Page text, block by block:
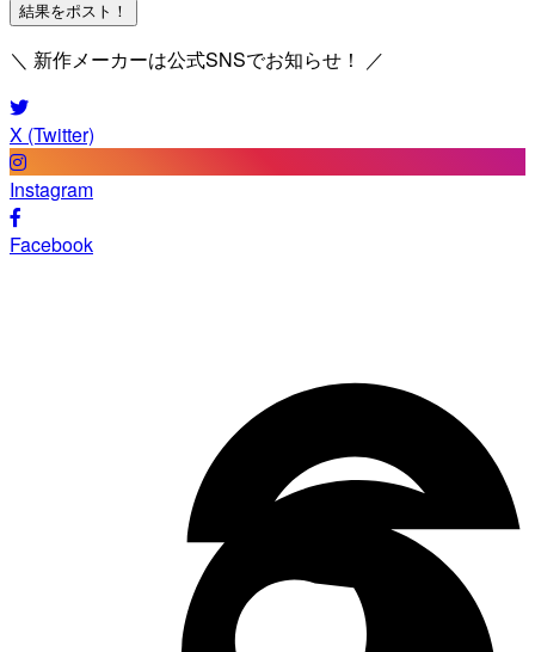
結果をポスト！
＼ 新作メーカーは公式SNSでお知らせ！ ／
X (Twitter)
Instagram
Facebook